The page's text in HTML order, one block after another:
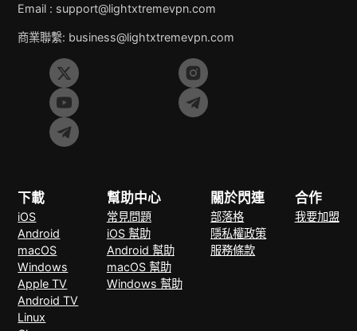
Email : support@lightxtremevpn.com
商業聯繫: business@lightxtremevpn.com
下載
iOS
Android
macOS
Windows
Apple TV
Android TV
Linux
幫助中心
常見問題
iOS 幫助
Android 幫助
macOS 幫助
Windows 幫助
關於閃連
部落格
隱私權政策
服務條款
合作
我要加盟